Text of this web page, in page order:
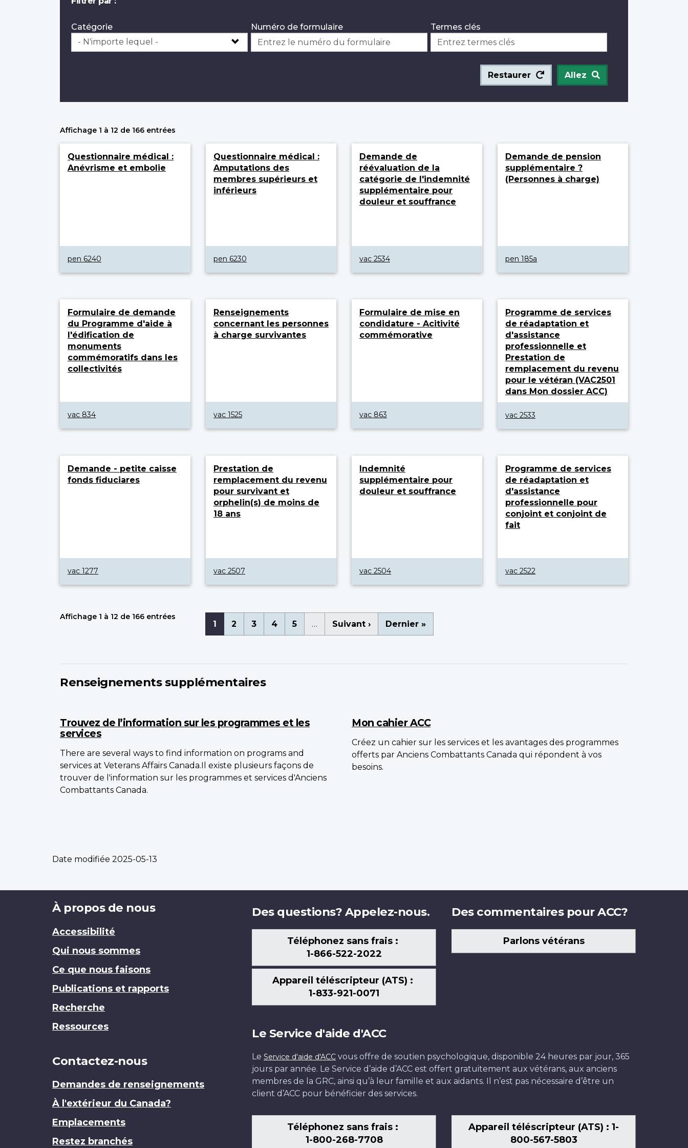
Catégorie Numéro de formulaire Termes clés
Restaurer Allez
Affichage 1 à 12 de 166 entrées
Questionnaire médical :
Anévrisme et embolie
pen 6240
Questionnaire médical :
Amputations des
membres supérieurs et
inférieurs
pen 6230
Demande de
réévaluation de la
catégorie de l'indemnité
supplémentaire pour
douleur et souffrance
vac 2534
Demande de pension
supplémentaire ?
(Personnes à charge)
pen 185a
Formulaire de demande
du Programme d'aide à
l'édification de
monuments
commémoratifs dans les
collectivités
vac 834
Renseignements
concernant les personnes
à charge survivantes
vac 1525
Formulaire de mise en
condidature - Acitivité
commémorative
vac 863
Programme de services
de réadaptation et
d'assistance
professionnelle et
Prestation de
remplacement du revenu
pour le vétéran (VAC2501
dans Mon dossier ACC)
vac 2533
Demande - petite caisse
fonds fiduciares
vac 1277
Prestation de
remplacement du revenu
pour survivant et
orphelin(s) de moins de
18 ans
vac 2507
Indemnité
supplémentaire pour
douleur et souffrance
vac 2504
Programme de services
de réadaptation et
d'assistance
professionnelle pour
conjoint et conjoint de
fait
vac 2522
Affichage 1 à 12 de 166 entrées Pagination
Page
courante
1 Page
2 Page
3 Page
4 Page
5 …
Page
suivante
Suivant ›
Dernière
page
Dernier »
Renseignements supplémentaires
Trouvez de l’information sur les programmes et les
services
There are several ways to find information on programs and
services at Veterans Affairs Canada.Il existe plusieurs façons de
trouver de l'information sur les programmes et services d'Anciens
Combattants Canada.
Mon cahier ACC
Créez un cahier sur les services et les avantages des programmes
offerts par Anciens Combattants Canada qui répondent à vos
besoins.
Date modifiée 2025-05-13
Brand
À propos de nous
Accessibilité
Qui nous sommes
Ce que nous faisons
Publications et rapports
Recherche
Ressources
Contactez-nous
Demandes de renseignements
À l'extérieur du Canada?
Emplacements
Restez branchés
Des questions? Appelez-nous.
Téléphonez sans frais :
1-866-522-2022
Appareil téléscripteur (ATS) :
1-833-921-0071
Des commentaires pour ACC?
Parlons vétérans
Le Service d'aide d'ACC
Le Service d'aide d'ACC vous offre de soutien psychologique, disponible 24 heures par jour, 365
jours par année. Le Service d’aide d’ACC est offert gratuitement aux vétérans, aux anciens
membres de la GRC, ainsi qu’à leur famille et aux aidants. Il n’est pas nécessaire d’être un
client d’ACC pour bénéficier des services.
Téléphonez sans frais :
1-800-268-7708
Appareil téléscripteur (ATS) : 1-
800-567-5803